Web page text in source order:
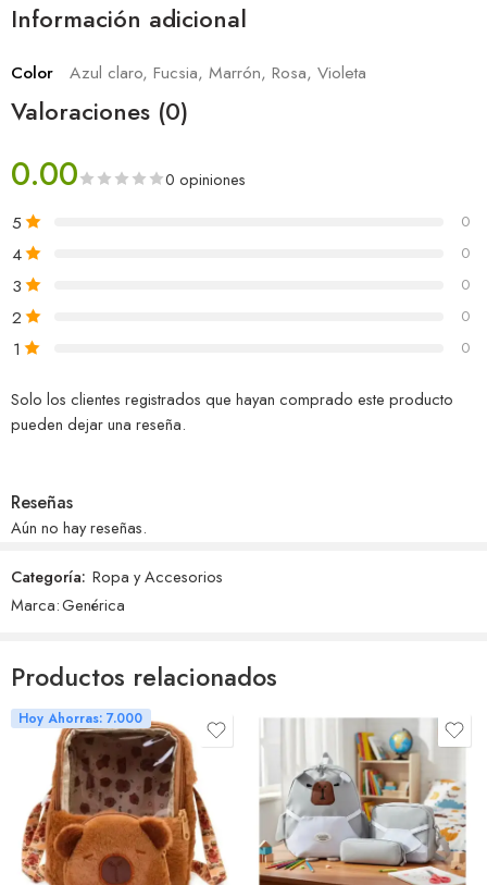
Información adicional
Color Azul claro, Fucsia, Marrón, Rosa, Violeta
Valoraciones (0)
0.00 0 opiniones
5 0
4 0
3 0
2 0
1 0
Solo los clientes registrados que hayan comprado este producto
pueden dejar una reseña.
Reseñas
Aún no hay reseñas.
Categoría: Ropa y Accesorios
Marca:Genérica
Productos relacionados
Hoy Ahorras: 7.000